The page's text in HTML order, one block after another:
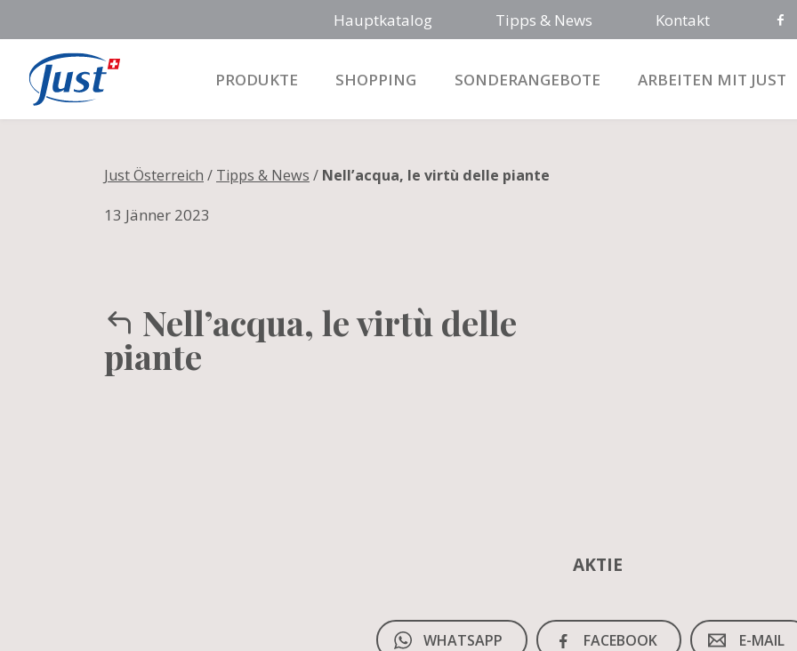
Hauptkatalog Tipps & News Kontakt
Main NavigationPRODUKTE SHOPPING SONDERANGEBOTE ARBEITEN MIT JUST
Just Österreich / Tipps & News / Nell’acqua, le virtù delle piante
13 Jänner 2023
Nell’acqua, le virtù delle
piante
AKTIE
WHATSAPP FACEBOOK E-MAIL